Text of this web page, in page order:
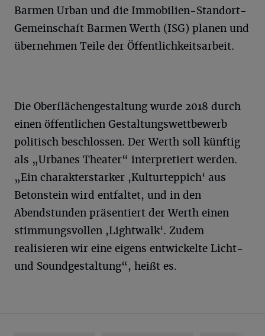
Barmen Urban und die Immobilien-Standort-
Gemeinschaft Barmen Werth (ISG) planen und
übernehmen Teile der Öffentlichkeitsarbeit.
Die Oberflächengestaltung wurde 2018 durch
einen öffentlichen Gestaltungswettbewerb
politisch beschlossen. Der Werth soll künftig
als „Urbanes Theater“ interpretiert werden.
„Ein charakterstarker ,Kulturteppich‘ aus
Betonstein wird entfaltet, und in den
Abendstunden präsentiert der Werth einen
stimmungsvollen ,Lightwalk‘. Zudem
realisieren wir eine eigens entwickelte Licht-
und Soundgestaltung“, heißt es.